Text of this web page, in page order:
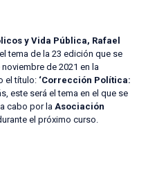
y Vida Pública, Rafael
tema de la 23 edición que se
de 2021 en la
el título: ‘Corrección Política:
este será el tema en el que se
cabo por la Asociación
el próximo curso.